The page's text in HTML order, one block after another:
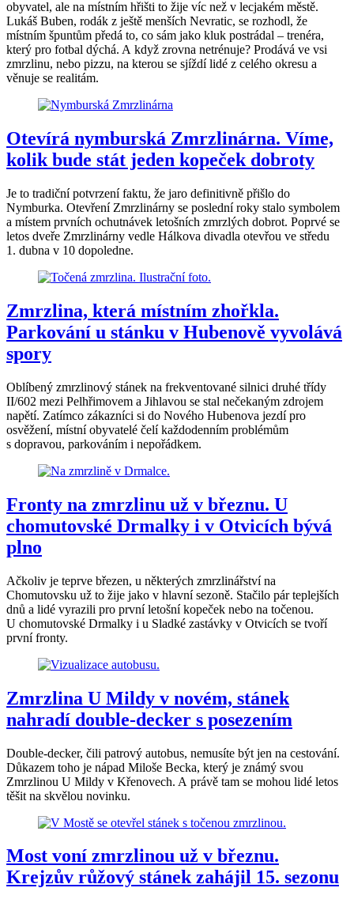
obyvatel, ale na místním hřišti to žije víc než v lecjakém městě.
Lukáš Buben, rodák z ještě menších Nevratic, se rozhodl, že
místním špuntům předá to, co sám jako kluk postrádal – trenéra,
který pro fotbal dýchá. A když zrovna netrénuje? Prodává ve vsi
zmrzlinu, nebo pizzu, na kterou se sjíždí lidé z celého okresu a
věnuje se realitám.
Otevírá nymburská Zmrzlinárna. Víme,
kolik bude stát jeden kopeček dobroty
Je to tradiční potvrzení faktu, že jaro definitivně přišlo do
Nymburka. Otevření Zmrzlinárny se poslední roky stalo symbolem
a místem prvních ochutnávek letošních zmrzlých dobrot. Poprvé se
letos dveře Zmrzlinárny vedle Hálkova divadla otevřou ve středu
1. dubna v 10 dopoledne.
Zmrzlina, která místním zhořkla.
Parkování u stánku v Hubenově vyvolává
spory
Oblíbený zmrzlinový stánek na frekventované silnici druhé třídy
II/602 mezi Pelhřimovem a Jihlavou se stal nečekaným zdrojem
napětí. Zatímco zákazníci si do Nového Hubenova jezdí pro
osvěžení, místní obyvatelé čelí každodenním problémům
s dopravou, parkováním i nepořádkem.
Fronty na zmrzlinu už v březnu. U
chomutovské Drmalky i v Otvicích bývá
plno
Ačkoliv je teprve březen, u některých zmrzlinářství na
Chomutovsku už to žije jako v hlavní sezoně. Stačilo pár teplejších
dnů a lidé vyrazili pro první letošní kopeček nebo na točenou.
U chomutovské Drmalky i u Sladké zastávky v Otvicích se tvoří
první fronty.
Zmrzlina U Mildy v novém, stánek
nahradí double-decker s posezením
Double-decker, čili patrový autobus, nemusíte být jen na cestování.
Důkazem toho je nápad Miloše Becka, který je známý svou
Zmrzlinou U Mildy v Křenovech. A právě tam se mohou lidé letos
těšit na skvělou novinku.
Most voní zmrzlinou už v březnu.
Krejzův růžový stánek zahájil 15. sezonu